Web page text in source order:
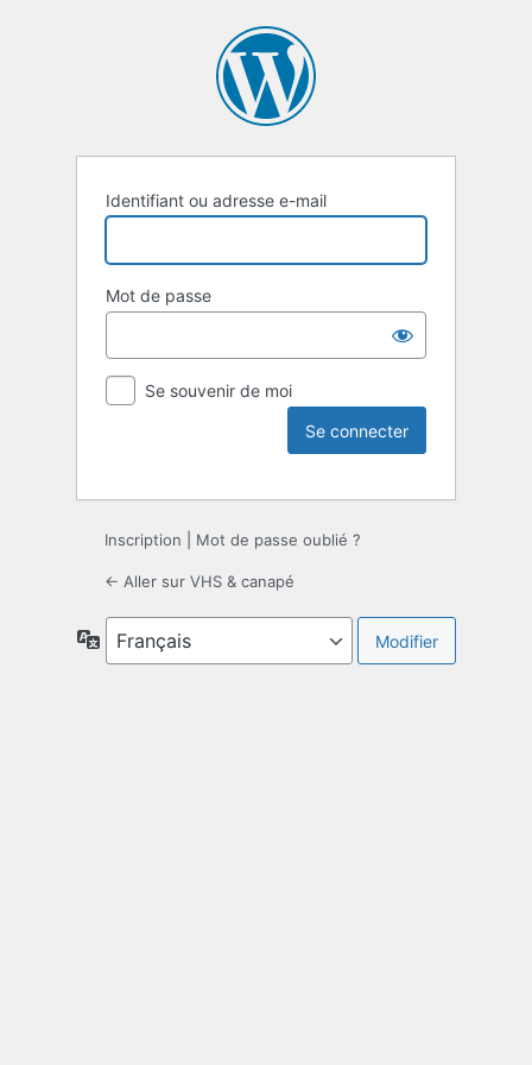
Identifiant ou adresse e-mail
Mot de passe
Se souvenir de moi
Inscription Mot de passe oublié ?
← Aller sur VHS & canapé
Langue